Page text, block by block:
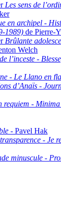
Les sens de
en archipel -
1989) de Pierre-
Brûlante
Welch
l’inceste -
- Le Llano en
d’Anaïs -
requiem -
- Pavel Hak
- Je
minuscule -